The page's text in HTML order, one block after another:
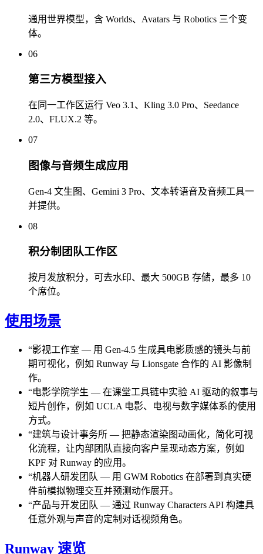
通用世界模型，含 Worlds、Avatars 与 Robotics 三个变
体。
06
第三方模型接入
在同一工作区运行 Veo 3.1、Kling 3.0 Pro、Seedance
2.0、FLUX.2 等。
07
图像与音频生成应用
Gen-4 文生图、Gemini 3 Pro、文本转语音及音频工具一
并提供。
08
积分制团队工作区
按月发放积分，可去水印、最大 500GB 存储，最多 10
个席位。
使用场景
“影视工作室 — 用 Gen-4.5 生成具电影质感的镜头与前
期可视化，例如 Runway 与 Lionsgate 合作的 AI 影像制
作。
“电影学院学生 — 在课堂工具链中实验 AI 驱动的叙事与
短片创作，例如 UCLA 电影、电视与数字媒体系的使用
方式。
“建筑与设计事务所 — 把静态渲染图动画化，简化可视
化流程，让内部团队直接向客户呈现动态方案，例如
KPF 对 Runway 的应用。
“机器人研发团队 — 用 GWM Robotics 在部署到真实硬
件前模拟物理交互并预测动作展开。
“产品与开发团队 — 通过 Runway Characters API 构建具
任意外观与声音的定制对话视频角色。
Runway 速览